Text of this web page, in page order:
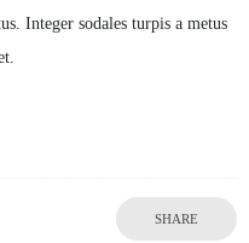
Integer sodales turpis a metus
SHARE